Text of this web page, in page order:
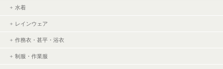
水着
レインウェア
作務衣・甚平・浴衣
制服・作業服